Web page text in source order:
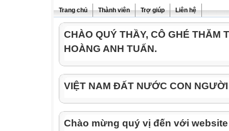
Trang chủ Thành viên Trợ giúp Liên hệ
CHÀO QUÝ THẦY, CÔ GHÉ THĂM
HOÀNG ANH TUẤN.
VIỆT NAM ĐẤT NƯỚC CON NGƯỜI
Chào mừng quý vị đến với